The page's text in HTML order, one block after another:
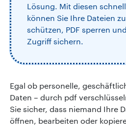
Lösung. Mit diesen
können Sie Ihre Dateien
schützen, PDF sperren
Zugriff sichern.
Egal ob personelle,
Daten – durch pdf
Sie sicher, dass niemand Ihre
öffnen, bearbeiten oder